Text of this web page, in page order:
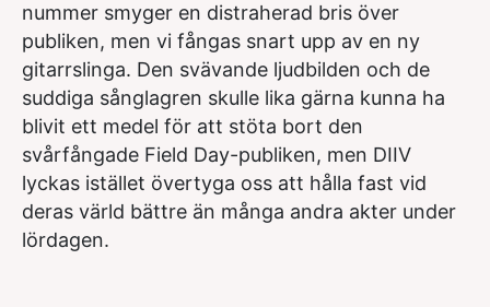
nummer smyger en distraherad bris över
publiken, men vi fångas snart upp av en ny
gitarrslinga. Den svävande ljudbilden och de
suddiga sånglagren skulle lika gärna kunna ha
blivit ett medel för att stöta bort den
svårfångade Field Day-publiken, men DIIV
lyckas istället övertyga oss att hålla fast vid
deras värld bättre än många andra akter under
lördagen.